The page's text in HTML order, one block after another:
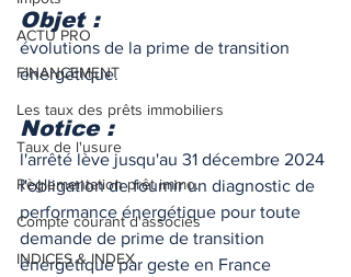
ACTU PRO
FINANCEMENT
Les taux des prêts immobiliers
Taux de l'usure
Règlementation prêt immo.
Compte courant d'associés
INDICES & INDEX
Objet :
évolutions de la prime de transition
énergétique.
Notice :
l'arrêté lève jusqu'au 31 décembre 2024
l'obligation de fournir un diagnostic de
performance énergétique pour toute
demande de prime de transition
énergétique par geste en France